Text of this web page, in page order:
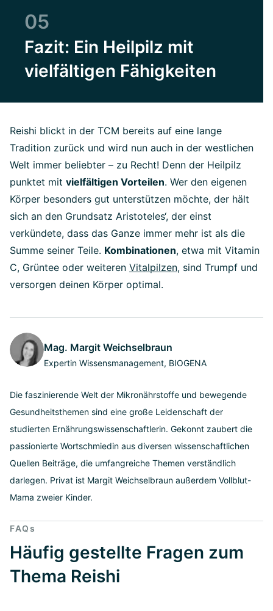
05
Fazit: Ein Heilpilz mit
vielfältigen Fähigkeiten
Reishi blickt in der TCM bereits auf eine lange
Tradition zurück und wird nun auch in der westlichen
Welt immer beliebter – zu Recht! Denn der Heilpilz
punktet mit vielfältigen Vorteilen. Wer den eigenen
Körper besonders gut unterstützen möchte, der hält
sich an den Grundsatz Aristoteles‘, der einst
verkündete, dass das Ganze immer mehr ist als die
Summe seiner Teile. Kombinationen, etwa mit Vitamin
C, Grüntee oder weiteren Vitalpilzen, sind Trumpf und
versorgen deinen Körper optimal.
Mag. Margit Weichselbraun
Expertin Wissensmanagement, BIOGENA
Die faszinierende Welt der Mikronährstoffe und bewegende
Gesundheitsthemen sind eine große Leidenschaft der
studierten Ernährungswissenschaftlerin. Gekonnt zaubert die
passionierte Wortschmiedin aus diversen wissenschaftlichen
Quellen Beiträge, die umfangreiche Themen verständlich
darlegen. Privat ist Margit Weichselbraun außerdem Vollblut-
Mama zweier Kinder.
FAQs
Häufig gestellte Fragen zum
Thema Reishi